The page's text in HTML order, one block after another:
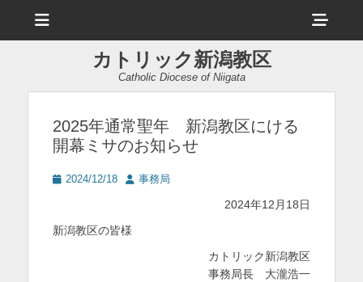
ュ
ヘ
ッ
ー
カトリック新潟教区
Catholic Diocese of Niigata
2025年通常聖年 新潟教区にける
開幕ミサのお知らせ
投 2024/12/18
投 事務局
2024年12月18日
新潟教区の皆様
カトリック新潟教区
事務局長 大瀧浩一